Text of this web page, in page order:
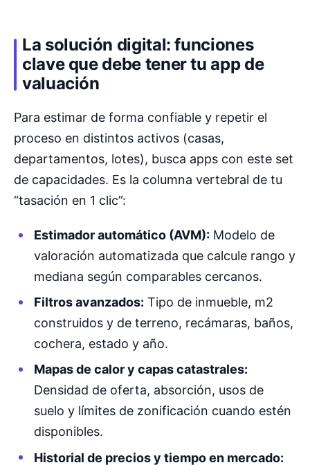
La solución digital: funciones
clave que debe tener tu app de
valuación
Para estimar de forma confiable y repetir el
proceso en distintos activos (casas,
departamentos, lotes), busca apps con este set
de capacidades. Es la columna vertebral de tu
“tasación en 1 clic”:
Estimador automático (AVM): Modelo de
valoración automatizada que calcule rango y
mediana según comparables cercanos.
Filtros avanzados: Tipo de inmueble, m2
construidos y de terreno, recámaras, baños,
cochera, estado y año.
Mapas de calor y capas catastrales:
Densidad de oferta, absorción, usos de
suelo y límites de zonificación cuando estén
disponibles.
Historial de precios y tiempo en mercado: